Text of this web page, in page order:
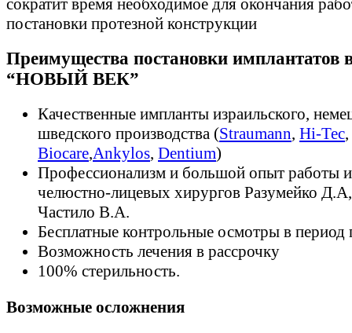
сократит время необходимое для окончания
постановки протезной конструкции
Преимущества постановки имплантатов
“НОВЫЙ ВЕК”
Качественные импланты израильского,
шведского производства (Straumann, Hi-Tec,
Biocare,Ankylos, Dentium)
Профессионализм и большой опыт работы
челюстно-лицевых хирургов Разумейко
Частило В.А.
Бесплатные контрольные осмотры в
Возможность лечения в рассрочку
100% стерильность.
Возможные осложнения